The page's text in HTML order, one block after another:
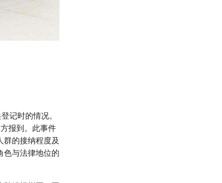
记时的情况。
报到。此事件
的接纳程度及
色与法律地位的